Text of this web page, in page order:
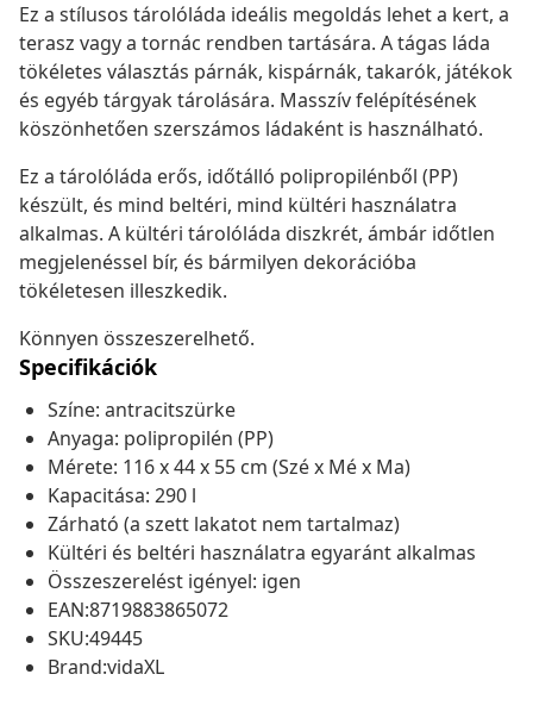
Ez a stílusos tárolóláda ideális megoldás lehet a kert, a
terasz vagy a tornác rendben tartására. A tágas láda
tökéletes választás párnák, kispárnák, takarók, játékok
és egyéb tárgyak tárolására. Masszív felépítésének
köszönhetően szerszámos ládaként is használható.
Ez a tárolóláda erős, időtálló polipropilénből (PP)
készült, és mind beltéri, mind kültéri használatra
alkalmas. A kültéri tárolóláda diszkrét, ámbár időtlen
megjelenéssel bír, és bármilyen dekorációba
tökéletesen illeszkedik.
Könnyen összeszerelhető.
Specifikációk
Színe: antracitszürke
Anyaga: polipropilén (PP)
Mérete: 116 x 44 x 55 cm (Szé x Mé x Ma)
Kapacitása: 290 l
Zárható (a szett lakatot nem tartalmaz)
Kültéri és beltéri használatra egyaránt alkalmas
Összeszerelést igényel: igen
EAN:8719883865072
SKU:49445
Brand:vidaXL